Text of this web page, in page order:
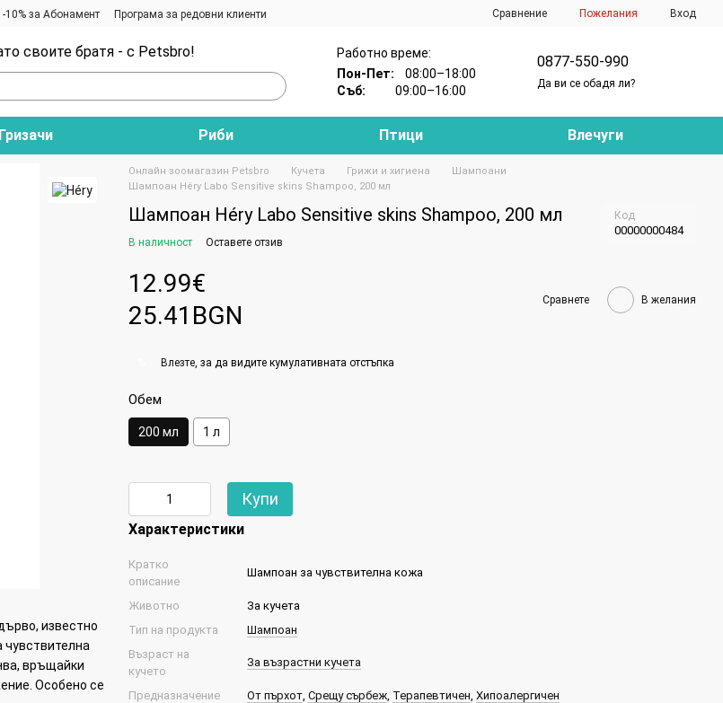
-10% за Абонамент
Програма за редовни клиенти
Сравнение Пожелания Вход
своите братя - с Petsbro!
Работно време:
Пон-Пет:08:00–18:00
Съб:09:00–16:00
0877-550-990
Да ви се обадя ли?
Гризачи Риби Птици Влечуги
известно
връщайки
Особено се
Онлайн зоомагазин Petsbro Кучета Грижи и хигиена
Шампоани
Шампоан Héry Labo Sensitive skins Shampoo, 200 мл
Шампоан Héry Labo Sensitive skins Shampoo, 200 мл Код
00000000484
В наличност Оставете отзив
12.99€
25.41BGN
Сравнете В желания
Влезте , за да видите кумулативната отстъпка
Обем
200 мл 1 л
Купи
Характеристики
Кратко
описание
Шампоан за чувствителна кожа
Животно
За кучета
Тип на продукта
Шампоан
Възраст на
кучето
За възрастни кучета
Предназначение От пърхот, Срещу сърбеж, Терапевтичен, Хипоалергичен